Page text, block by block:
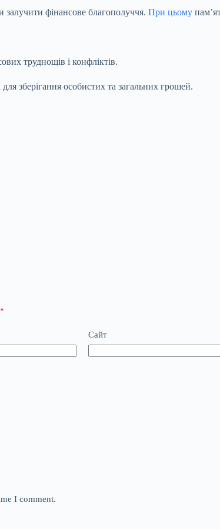
фінансове благополуччя. При цьому
труднощів і конфліктів.
зберігання особистих та загальних грошей.
*
Сайт
I comment.